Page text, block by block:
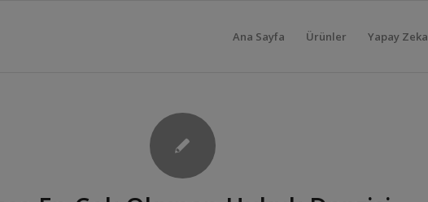
Ana Sayfa Ürünler Yapay Zeka